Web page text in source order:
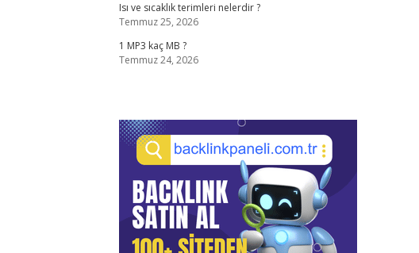
Isı ve sıcaklık terimleri nelerdir ?
Temmuz 25, 2026
1 MP3 kaç MB ?
Temmuz 24, 2026